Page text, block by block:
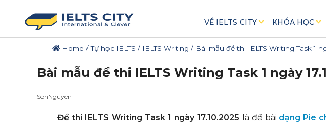
VỀ IELTS CITY KHÓA HỌC
Home /Tự học IELTS / IELTS Writing / Bài mẫu đề thi IELTS Writing Task 1
Bài mẫu đề thi IELTS Writing Task 1 ngày
SonNguyen
Đề thi IELTS Writing Task 1 ngày 17.10.2025 là đề bài dạng Pie